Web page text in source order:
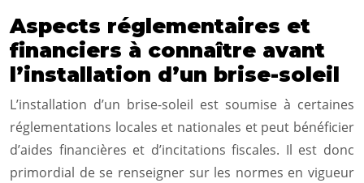
Aspects réglementaires et
financiers à connaître avant
l’installation d’un brise-soleil
L’installation d’un brise-soleil est soumise à certaines
réglementations locales et nationales et peut bénéficier
d’aides financières et d’incitations fiscales. Il est donc
primordial de se renseigner sur les normes en vigueur